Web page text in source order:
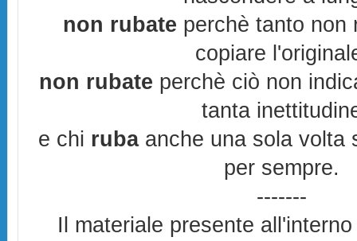
non rubate perchè tanto non
copiare
non rubate perchè ciò non
tanta
e chi rubaanche una sola volta
per sempre.
-------
Il materiale presente